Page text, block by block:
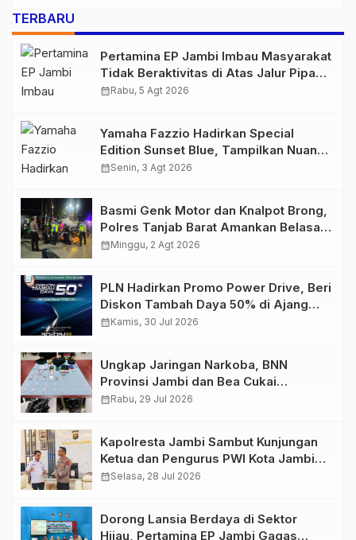
TERBARU
Pertamina EP Jambi Imbau Masyarakat
Tidak Beraktivitas di Atas Jalur Pipa
Migas Demi Keselamatan Bersama
calendar_monthRabu, 5 Agt 2026
Yamaha Fazzio Hadirkan Special
Edition Sunset Blue, Tampilkan Nuansa
Retro Summer yang Semakin Skena
calendar_monthSenin, 3 Agt 2026
Basmi Genk Motor dan Knalpot Brong,
Polres Tanjab Barat Amankan Belasan
Kendaraan
calendar_monthMinggu, 2 Agt 2026
PLN Hadirkan Promo Power Drive, Beri
Diskon Tambah Daya 50% di Ajang
GIIAS 2026
calendar_monthKamis, 30 Jul 2026
Ungkap Jaringan Narkoba, BNN
Provinsi Jambi dan Bea Cukai
Amankan Sembilan Pelaku beserta
calendar_monthRabu, 29 Jul 2026
Kapolresta Jambi Sambut Kunjungan
Ketua dan Pengurus PWI Kota Jambi
Perkuat Sinergi dan Kolaborasi
calendar_monthSelasa, 28 Jul 2026
Dorong Lansia Berdaya di Sektor
Hijau, Pertamina EP Jambi Gagas